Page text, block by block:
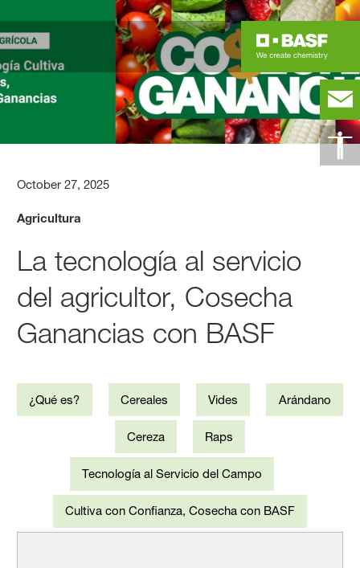
October 27, 2025
Agricultura
La tecnología al servicio
del agricultor, Cosecha
Ganancias con BASF
¿Qué es? Cereales Vides Arándano
Cereza Raps
Tecnología al Servicio del Campo
Cultiva con Confianza, Cosecha con BASF